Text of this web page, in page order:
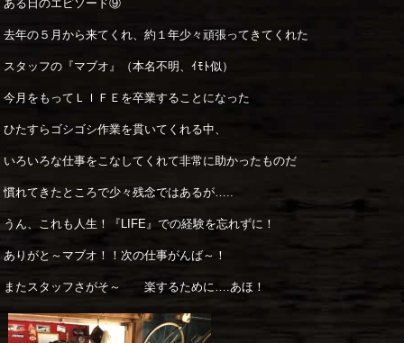
ある日のエピソード⑨
去年の５月から来てくれ、約１年少々頑張ってきてくれた
スタッフの『マブオ』（本名不明、ｲﾓﾄ似）
今月をもってＬＩＦＥを卒業することになった
ひたすらゴシゴシ作業を貫いてくれる中、
いろいろな仕事をこなしてくれて非常に助かったものだ
慣れてきたところで少々残念ではあるが…..
うん、これも人生！『LIFE』での経験を忘れずに！
ありがと～マブオ！！次の仕事がんば～！
またスタッフさがそ～ 楽するために….あほ！